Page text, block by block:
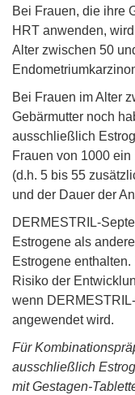
Bei Frauen, die ihre
HRT anwenden,
Alter zwischen 50
Bei Frauen im Alter
Gebärmutter noch
ausschließlich
Frauen von 1000
(d.h. 5 bis 55
und der Dauer der
DERMESTRIL-
Estrogene als
Estrogene
Risiko der
wenn
angewendet wird.
Für
ausschließlich
mit Gestagen-